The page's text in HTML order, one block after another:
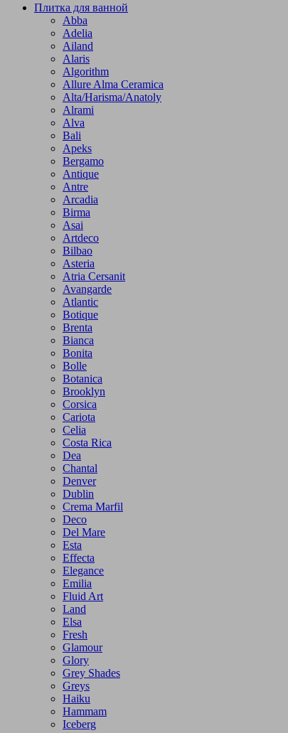
Плитка для ванной
Abba
Adelia
Ailand
Alaris
Algorithm
Allure Alma Ceramica
Alta/Harisma/Anatoly
Alrami
Alva
Bali
Apeks
Bergamo
Antique
Antre
Arcadia
Birma
Asai
Artdeco
Bilbao
Asteria
Atria Cersanit
Avangarde
Atlantic
Botique
Brenta
Bianca
Bonita
Bolle
Botanica
Brooklyn
Corsica
Cariota
Celia
Costa Rica
Dea
Chantal
Denver
Dublin
Crema Marfil
Deco
Del Mare
Esta
Effecta
Elegance
Emilia
Fluid Art
Land
Elsa
Fresh
Glamour
Glory
Grey Shades
Greys
Haiku
Hammam
Iceberg